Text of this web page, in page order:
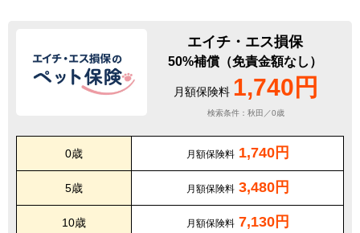
エイチ・エス損保
50%補償（免責金額なし）
月額保険料 1,740円
検索条件：秋田／0歳
0歳 月額保険料 1,740円
5歳 月額保険料 3,480円
10歳 月額保険料 7,130円